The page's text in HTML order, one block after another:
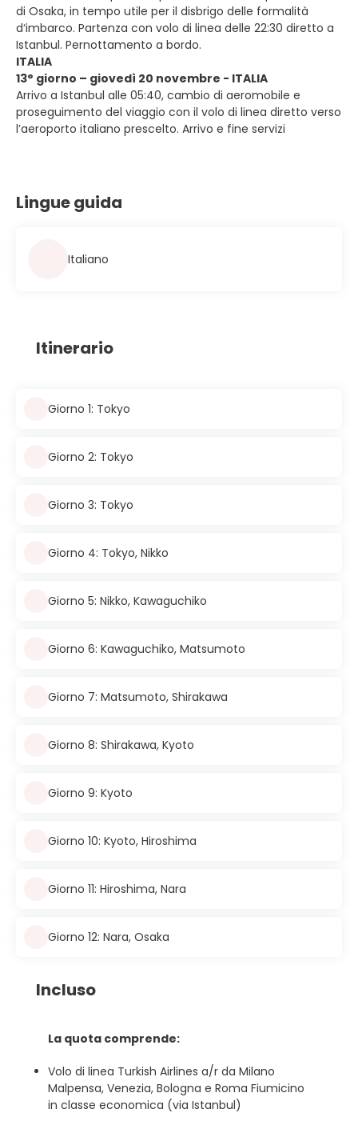
di Osaka, in tempo utile per il disbrigo delle formalità
d‘imbarco. Partenza con volo di linea delle 22:30 diretto a
Istanbul. Pernottamento a bordo.
ITALIA
13° giorno – giovedì 20 novembre - ITALIA
Arrivo a Istanbul alle 05:40, cambio di aeromobile e
proseguimento del viaggio con il volo di linea diretto verso
l’aeroporto italiano prescelto. Arrivo e fine servizi
Lingue guida
Italiano
Itinerario
Giorno 1: Tokyo
Giorno 2: Tokyo
Giorno 3: Tokyo
Giorno 4: Tokyo, Nikko
Giorno 5: Nikko, Kawaguchiko
Giorno 6: Kawaguchiko, Matsumoto
Giorno 7: Matsumoto, Shirakawa
Giorno 8: Shirakawa, Kyoto
Giorno 9: Kyoto
Giorno 10: Kyoto, Hiroshima
Giorno 11: Hiroshima, Nara
Giorno 12: Nara, Osaka
Incluso
La quota comprende:
Volo di linea Turkish Airlines a/r da Milano
Malpensa, Venezia, Bologna e Roma Fiumicino
in classe economica (via Istanbul)